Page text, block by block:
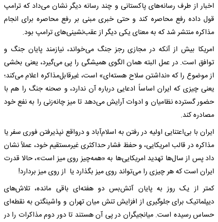
اخبار از طرف رسانه‌های پاکستانی و چند رسانه دیگر نشان می‌داد که ترامپ
قول داده رفع محاصره کند و حتی خبری مبنی بر رفع محاصره برای انجام
مذاکره منتشر شد که به معنای یکی دیگر از عقب‌نشینی‌های ترامپ بود.
امریکا بیش از آنکه در مجازی رجز جنگ می‌خواند، نیازمند پایان جنگ و
توافق است. در عمل البته همان الگوی همیشگی را پی می‌گیرد، یعنی بخشی
از موضوع را که «نداشتن سلاح هسته‌ای» است، غیرقابل‌مذاکره اعلام می‌کند؛
یعنی چیزی که ایران اساساً ادعایی درباره آن ندارد، و صحنه جنگ را هم با
حضور گسترده نظامیان و ادوات آرایش می‌دهد تا میز چانه‌زنی را به نفع خود
مصادره کند.
ایران با بی‌اعتنایی اولیه در رفتن به اسلام‌آباد و درواقع نپذیرفتن فوری سفر یا
مذاکره در قالب امریکایی، و حفظ فشار حداکثری غیرمستقیم خود، عملاً نشان
داد پس از سال‌ها تهدید امریکایی‌ها به «همه‌چیز روی میز است»، حالا قدرت
ایران است که هر چیزی را می‌تواند روی میز بگذارد یا از روی میز بردارد!
کمتر از یک روز به پایان آتش‌بس دو هفته‌ای باقی مانده، تلاش‌های
دیپلماتیک برای جلوگیری از افزایش تنش میان تهران و واشینگتن به نقطه‌ای
حساس رسیده است. میانجیگران در پی آن هستند تا دور دوم مذاکرات را در